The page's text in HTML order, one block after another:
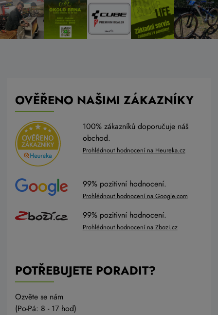
OVĚŘENO NAŠIMI ZÁKAZNÍKY
100% zákazníků doporučuje náš
obchod.
Prohlédnout hodnocení na Heureka.cz
99% pozitivní hodnocení.
Prohlédnout hodnocení na Google.com
99% pozitivní hodnocení.
Prohlédnout hodnocení na Zbozi.cz
POTŘEBUJETE PORADIT?
Ozvěte se nám
(Po-Pá: 8 - 17 hod)